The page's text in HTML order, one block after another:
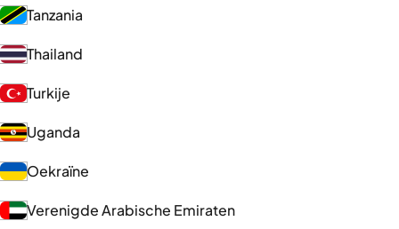
Tanzania
Thailand
Turkije
Uganda
Oekraïne
Verenigde Arabische Emiraten